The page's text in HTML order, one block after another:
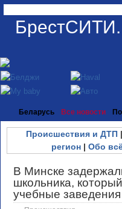
БрестСИТИ.
Беларусь Все новости
Происшествия и ДТП|
регион | Обо
В Минске
школьника,
учебные заведения